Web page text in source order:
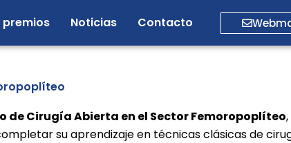
premios Noticias Contacto
de Cirugía Abierta en el Sector Femoropoplíteo
su aprendizaje en técnicas clásicas de